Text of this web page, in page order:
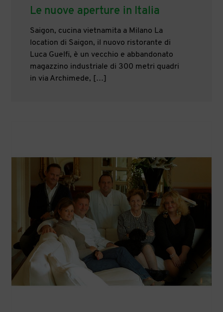
Le nuove aperture in Italia
Saigon, cucina vietnamita a Milano La
location di Saigon, il nuovo ristorante di
Luca Guelfi, è un vecchio e abbandonato
magazzino industriale di 300 metri quadri
in via Archimede, […]